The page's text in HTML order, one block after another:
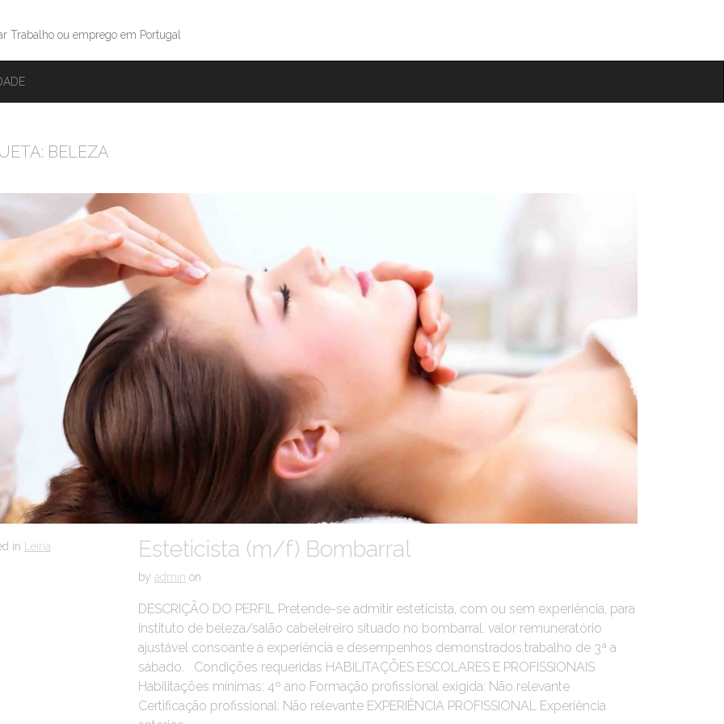
Trabalho ou emprego em Portugal
BELEZA
in Leiria Esteticista (m/f) Bombarral
by admin on
DESCRIÇÃO DO PERFIL Pretende-se admitir esteticista, com ou sem experiência, para
instituto de beleza/salão cabeleireiro situado no bombarral. valor remuneratório
ajustável consoante a experiência e desempenhos demonstrados.trabalho de 3ª a
sábado. Condições requeridas HABILITAÇÕES ESCOLARES E PROFISSIONAIS
Habilitações mínimas: 4º ano Formação profissional exigida: Não relevante
Certificação profissional: Não relevante EXPERIÊNCIA PROFISSIONAL Experiência